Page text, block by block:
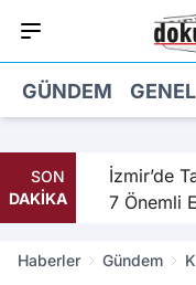
GÜNDEM GENEL
SON
DAKİKA
İzmir’de
7 Önemli
Haberler Gündem